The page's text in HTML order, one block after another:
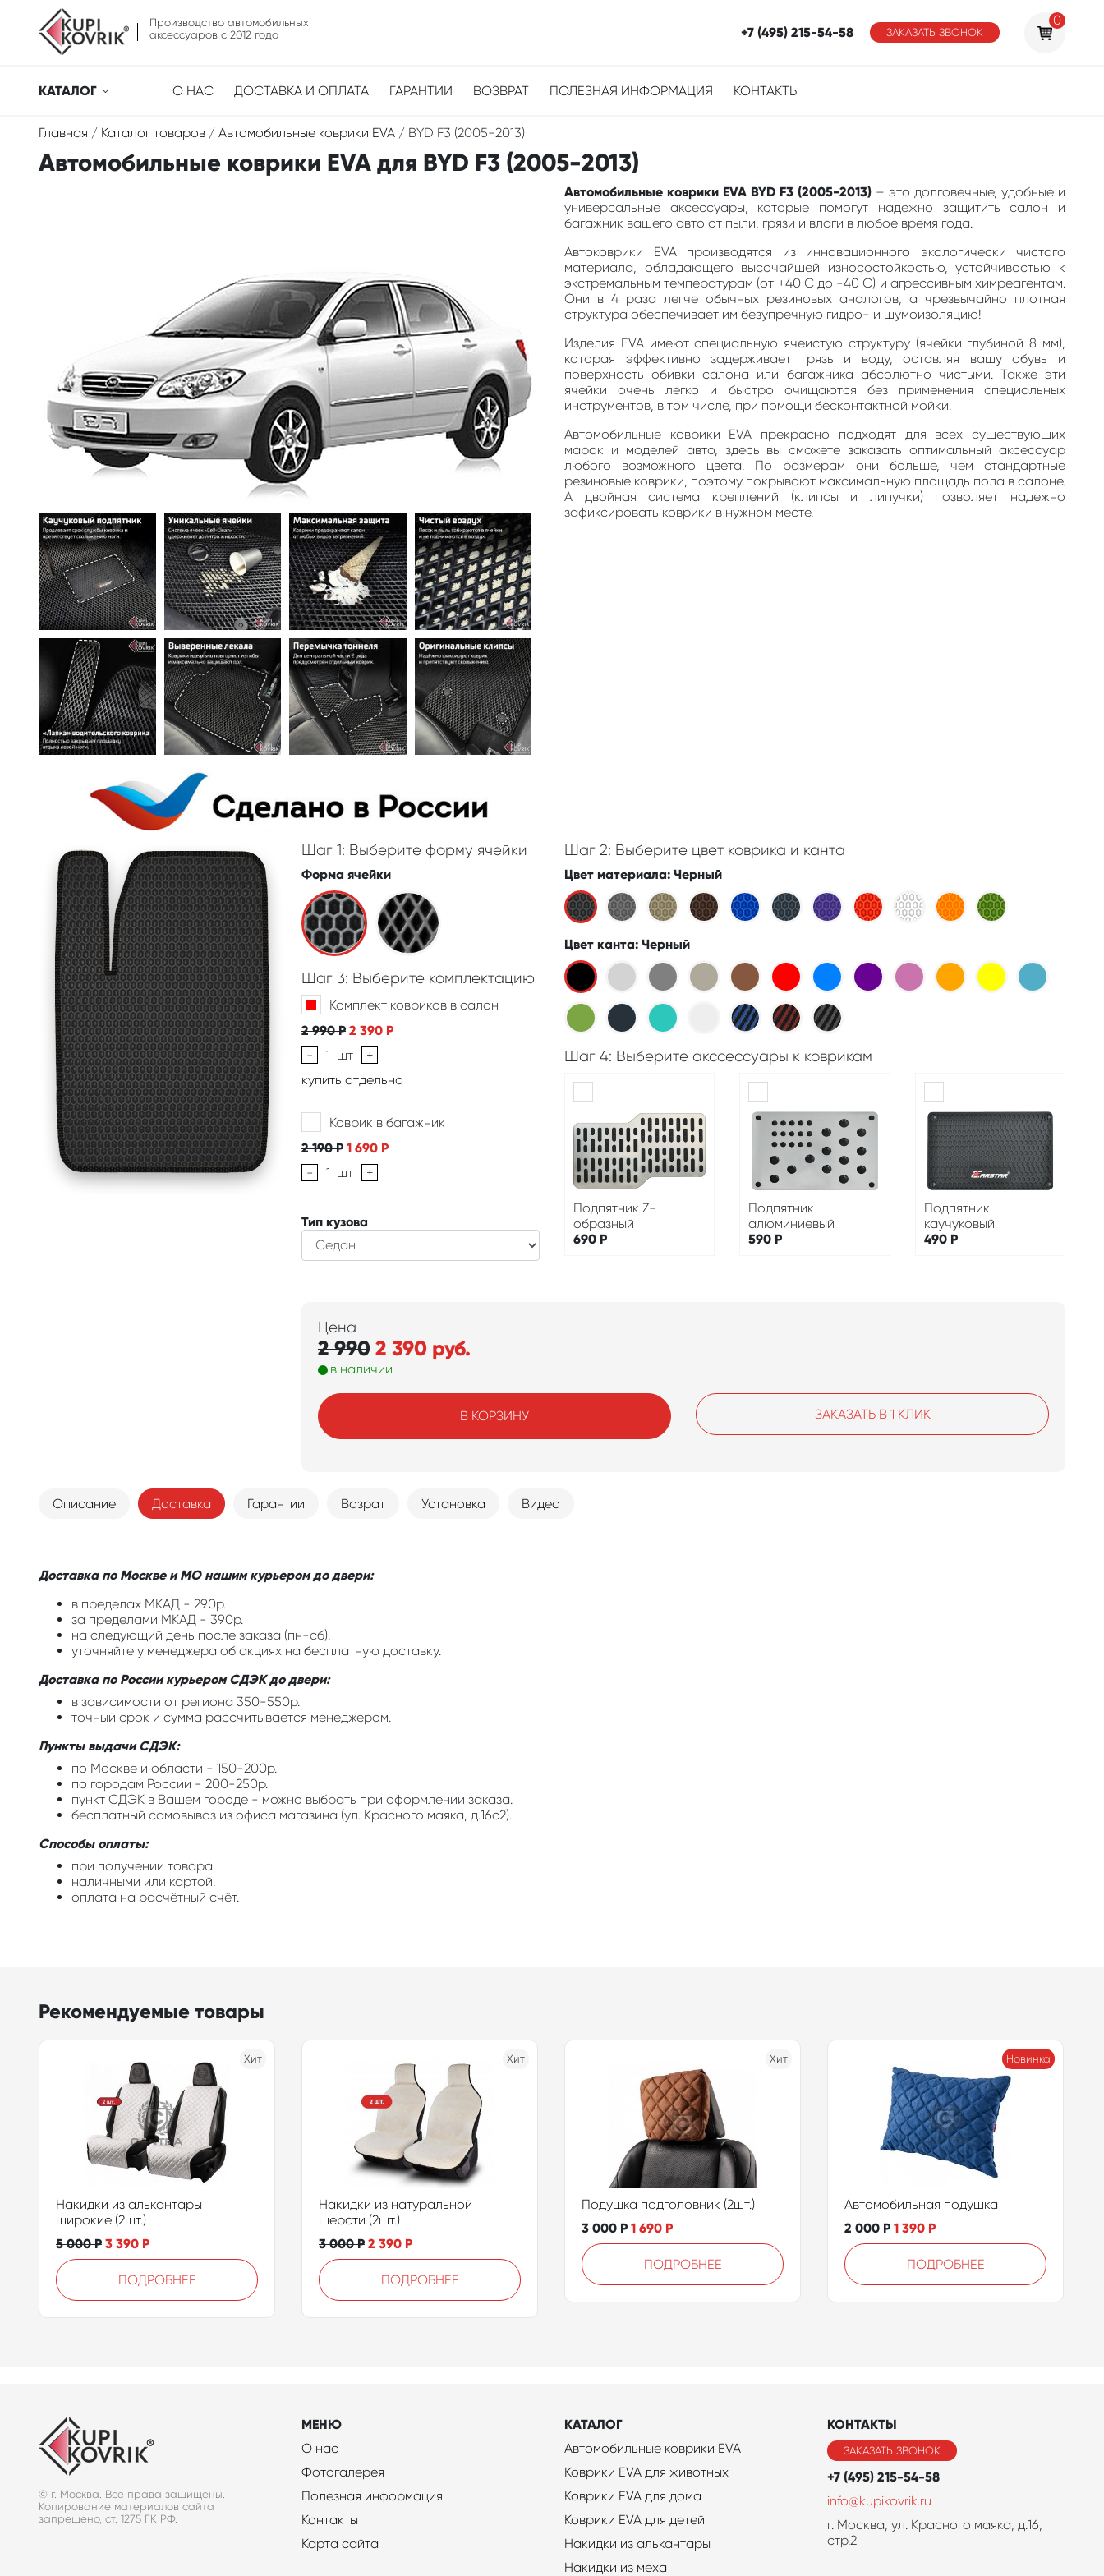
Производство автомобильных
аксессуаров с 2012 года
+7 (495) 215-54-58 ЗАКАЗАТЬ ЗВОНОК
0
КАТАЛОГ О НАС ДОСТАВКА И ОПЛАТА ГАРАНТИИ ВОЗВРАТ ПОЛЕЗНАЯ ИНФОРМАЦИЯ КОНТАКТЫ
Главная / Каталог товаров / Автомобильные коврики EVA / BYD F3 (2005-2013)
Автомобильные коврики EVA для BYD F3 (2005-2013)
Автомобильные коврики EVA BYD F3 (2005-2013) – это долговечные, удобные и
универсальные аксессуары, которые помогут надежно защитить салон и
багажник вашего авто от пыли, грязи и влаги в любое время года.
Автоковрики EVA производятся из инновационного экологически чистого
материала, обладающего высочайшей износостойкостью, устойчивостью к
экстремальным температурам (от +40 С до -40 С) и агрессивным химреагентам.
Они в 4 раза легче обычных резиновых аналогов, а чрезвычайно плотная
структура обеспечивает им безупречную гидро- и шумоизоляцию!
Изделия EVA имеют специальную ячеистую структуру (ячейки глубиной 8 мм),
которая эффективно задерживает грязь и воду, оставляя вашу обувь и
поверхность обивки салона или багажника абсолютно чистыми. Также эти
ячейки очень легко и быстро очищаются без применения специальных
инструментов, в том числе, при помощи бесконтактной мойки.
Автомобильные коврики EVA прекрасно подходят для всех существующих
марок и моделей авто, здесь вы сможете заказать оптимальный аксессуар
любого возможного цвета. По размерам они больше, чем стандартные
резиновые коврики, поэтому покрывают максимальную площадь пола в салоне.
А двойная система креплений (клипсы и липучки) позволяет надежно
зафиксировать коврики в нужном месте.
Шаг 1: Выберите форму ячейки
Форма ячейки
Шаг 3: Выберите комплектацию
Комплект ковриков в салон
2 990Р 2 390 Р
-
1 шт
+
купить отдельно
Коврик в багажник
2 190Р 1 690 Р
-
1 шт +
Тип кузова
Шаг 2: Выберите цвет коврика и канта
Цвет материала: Черный
Цвет канта: Черный
Шаг 4: Выберите акссессуары к коврикам
Подпятник Z-
образный
690 Р
Подпятник
алюминиевый
590 Р
Подпятник
каучуковый
490 Р
Цена
2 9902 390 руб.
в наличии
В КОРЗИНУ ЗАКАЗАТЬ В 1 КЛИК
Описание Доставка Гарантии Возрат Установка Видео
Доставка по Москве и МО нашим курьером до двери:
в пределах МКАД - 290р.
за пределами МКАД - 390р.
на следующий день после заказа (пн-сб).
уточняйте у менеджера об акциях на бесплатную доставку.
Доставка по России курьером СДЭК до двери:
в зависимости от региона 350-550р.
точный срок и сумма рассчитывается менеджером.
Пункты выдачи СДЭК:
по Москве и области - 150-200р.
по городам России - 200-250р.
пункт СДЭК в Вашем городе - можно выбрать при оформлении заказа.
бесплатный самовывоз из офиса магазина (ул. Красного маяка, д.16с2).
Способы оплаты:
при получении товара.
наличными или картой.
оплата на расчётный счёт.
Рекомендуемые товары
Хит
Накидки из алькантары
широкие (2шт.)
5 000Р 3 390 Р
ПОДРОБНЕЕ
Хит
Накидки из натуральной
шерсти (2шт.)
3 000Р 2 390 Р
ПОДРОБНЕЕ
Хит
Подушка подголовник (2шт.)
3 000Р 1 690 Р
ПОДРОБНЕЕ
Новинка
Автомобильная подушка
2 000Р 1 390 Р
ПОДРОБНЕЕ
© г. Москва. Все права защищены.
Копирование материалов сайта
запрещено, ст. 1275 ГК РФ.
МЕНЮ
О нас
Фотогалерея
Полезная информация
Контакты
Карта сайта
КАТАЛОГ
Автомобильные коврики EVA
Коврики EVA для животных
Коврики EVA для дома
Коврики EVA для детей
Накидки из алькантары
Накидки из меха
КОНТАКТЫ
ЗАКАЗАТЬ ЗВОНОК
+7 (495) 215-54-58
info@kupikovrik.ru
г. Москва, ул. Красного маяка, д.16,
стр.2